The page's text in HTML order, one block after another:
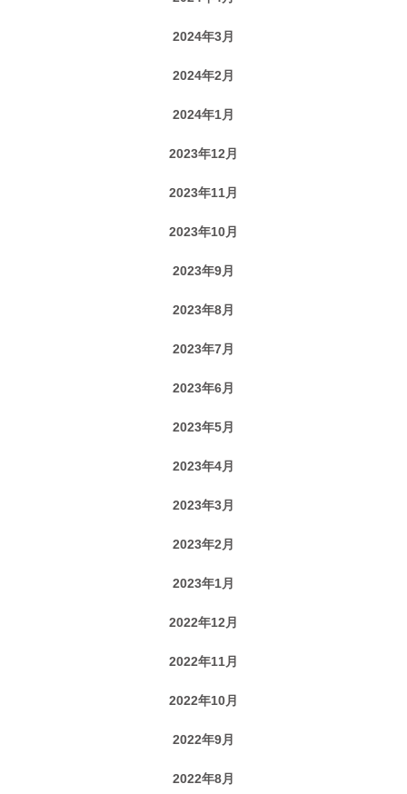
2024年3月
2024年2月
2024年1月
2023年12月
2023年11月
2023年10月
2023年9月
2023年8月
2023年7月
2023年6月
2023年5月
2023年4月
2023年3月
2023年2月
2023年1月
2022年12月
2022年11月
2022年10月
2022年9月
2022年8月